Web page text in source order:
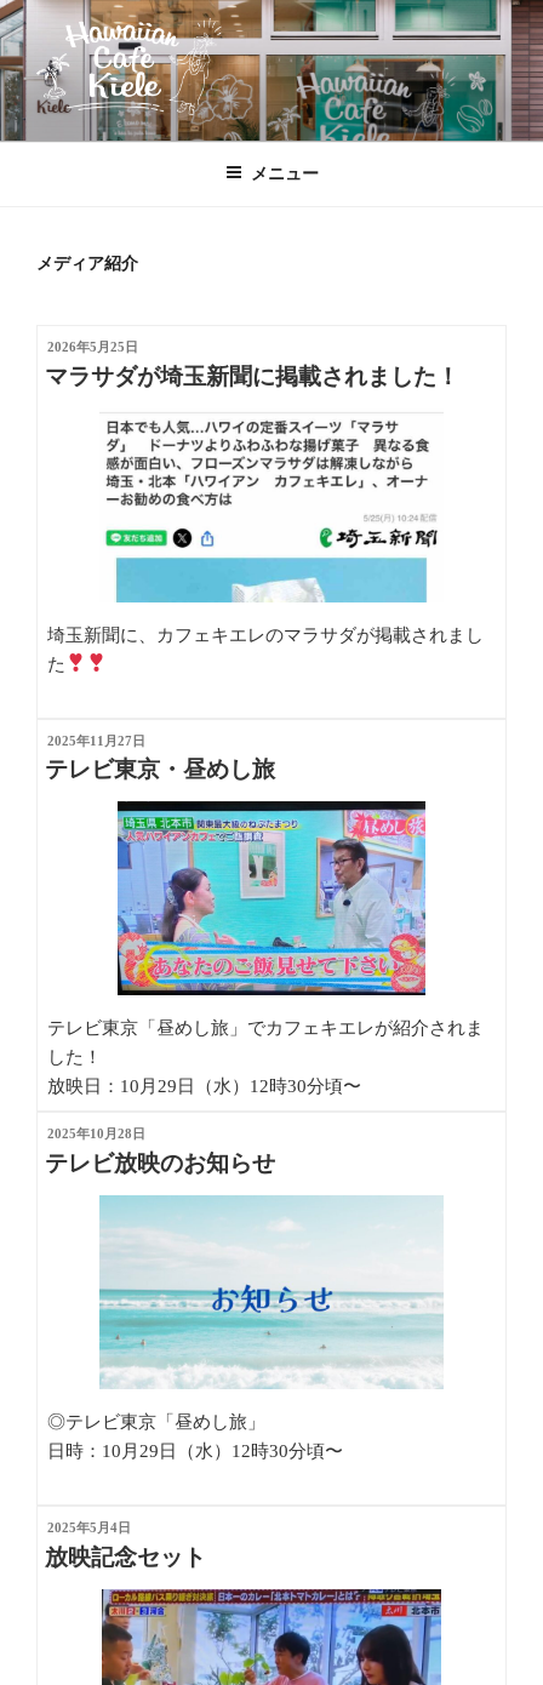
コ
ン
テ
ン
ツ
HAWAIIAN CAFE KIELE
北本駅東口、徒歩２分のハワイ!!
メニュー
メディア紹介
投
稿
日:
2026年5月25日
マラサダが埼玉新聞に掲載されました！
埼玉新聞に、カフェキエレのマラサダが掲載されまし
た
フ（中にクリームの入っているマラサダ）はありませ
ん
こちらは、７月にオープンするマラサダ専門店のみと
なります。
投
稿
日:
2025年11月27日
テレビ東京・昼めし旅
テレビ東京「昼めし旅」でカフェキエレが紹介されま
した！
放映日：10月29日（水）12時30分頃〜
投
稿
日:
2025年10月28日
テレビ放映のお知らせ
◎テレビ東京「昼めし旅」
日時：10月29日（水）12時30分頃〜
投
稿
日:
2025年5月4日
放映記念セット